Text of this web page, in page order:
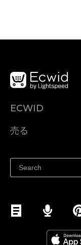
ECWID
ヘルプセンター
売る
Facebookで販売する
Instagramで販売する